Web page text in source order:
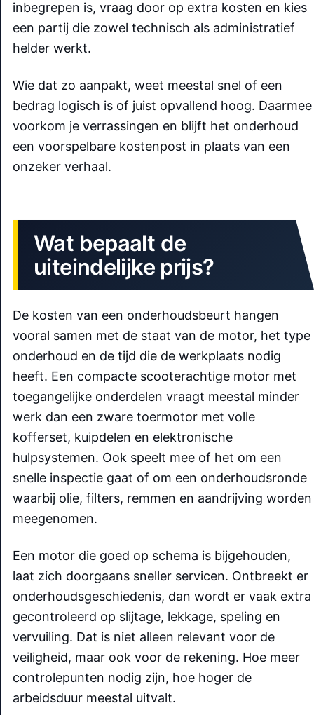
inbegrepen is, vraag door op extra kosten en kies
een partij die zowel technisch als administratief
helder werkt.
Wie dat zo aanpakt, weet meestal snel of een
bedrag logisch is of juist opvallend hoog. Daarmee
voorkom je verrassingen en blijft het onderhoud
een voorspelbare kostenpost in plaats van een
onzeker verhaal.
Wat bepaalt de
uiteindelijke prijs?
De kosten van een onderhoudsbeurt hangen
vooral samen met de staat van de motor, het type
onderhoud en de tijd die de werkplaats nodig
heeft. Een compacte scooterachtige motor met
toegangelijke onderdelen vraagt meestal minder
werk dan een zware toermotor met volle
kofferset, kuipdelen en elektronische
hulpsystemen. Ook speelt mee of het om een
snelle inspectie gaat of om een onderhoudsronde
waarbij olie, filters, remmen en aandrijving worden
meegenomen.
Een motor die goed op schema is bijgehouden,
laat zich doorgaans sneller servicen. Ontbreekt er
onderhoudsgeschiedenis, dan wordt er vaak extra
gecontroleerd op slijtage, lekkage, speling en
vervuiling. Dat is niet alleen relevant voor de
veiligheid, maar ook voor de rekening. Hoe meer
controlepunten nodig zijn, hoe hoger de
arbeidsduur meestal uitvalt.